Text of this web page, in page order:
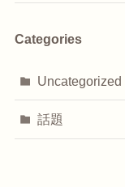
Categories
Uncategorized
話題